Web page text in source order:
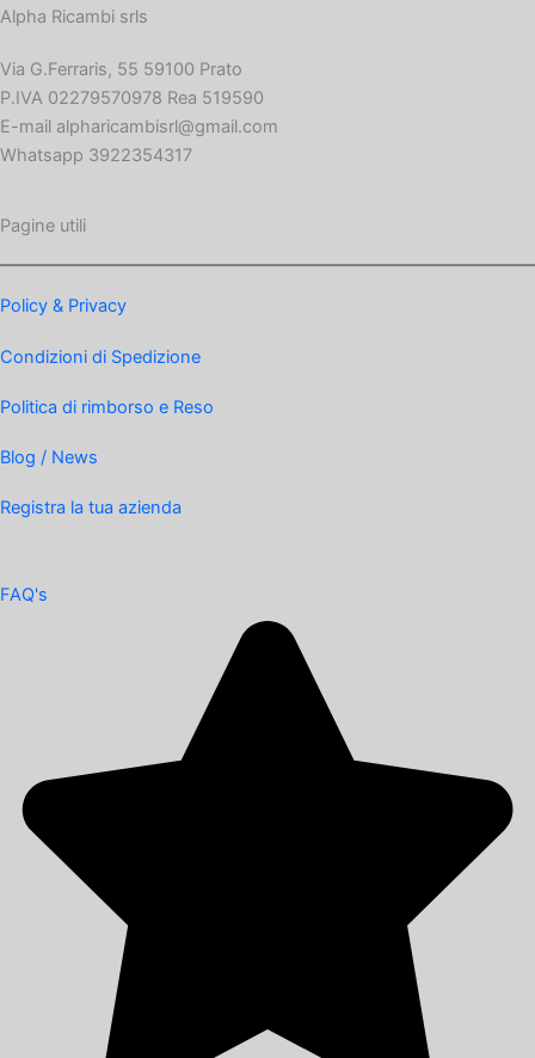
Alpha Ricambi srls
Via G.Ferraris, 55 59100 Prato
P.IVA 02279570978 Rea 519590
E-mail alpharicambisrl@gmail.com
Whatsapp 3922354317
Pagine utili
Policy & Privacy
Condizioni di Spedizione
Politica di rimborso e Reso
Blog / News
Registra la tua azienda
FAQ's